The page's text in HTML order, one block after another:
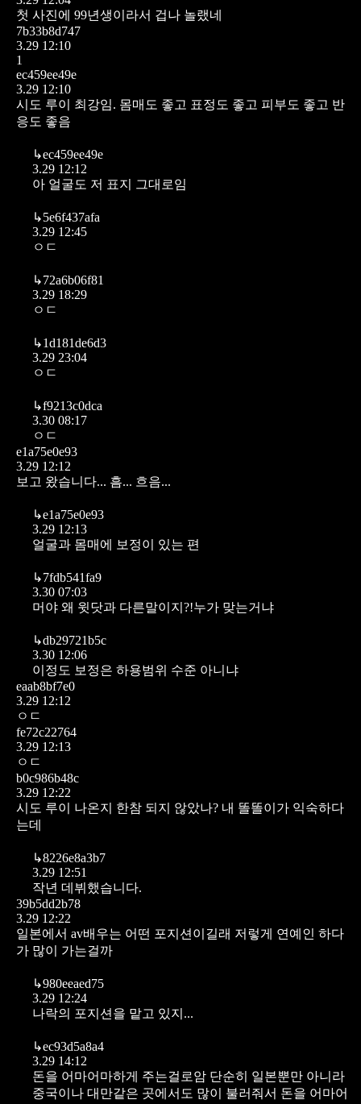
첫 사진에 99년생이라서 겁나 놀랬네
7b33b8d747
3.29 12:10
1
ec459ee49e
3.29 12:10
시도 루이 최강임. 몸매도 좋고 표정도 좋고 피부도 좋고 반
응도 좋음
↳ec459ee49e
3.29 12:12
아 얼굴도 저 표지 그대로임
↳5e6f437afa
3.29 12:45
ㅇㄷ
↳72a6b06f81
3.29 18:29
ㅇㄷ
↳1d181de6d3
3.29 23:04
ㅇㄷ
↳f9213c0dca
3.30 08:17
ㅇㄷ
e1a75e0e93
3.29 12:12
보고 왔습니다... 흠... 흐음...
↳e1a75e0e93
3.29 12:13
얼굴과 몸매에 보정이 있는 편
↳7fdb541fa9
3.30 07:03
머야 왜 윗닷과 다른말이지?!누가 맞는거냐
↳db29721b5c
3.30 12:06
이정도 보정은 하용범위 수준 아니냐
eaab8bf7e0
3.29 12:12
ㅇㄷ
fe72c22764
3.29 12:13
ㅇㄷ
b0c986b48c
3.29 12:22
시도 루이 나온지 한참 되지 않았나? 내 똘똘이가 익숙하다
는데
↳8226e8a3b7
3.29 12:51
작년 데뷔했습니다.
39b5dd2b78
3.29 12:22
일본에서 av배우는 어떤 포지션이길래 저렇게 연예인 하다
가 많이 가는걸까
↳980eeaed75
3.29 12:24
나락의 포지션을 맡고 있지...
↳ec93d5a8a4
3.29 14:12
돈을 어마어마하게 주는걸로암 단순히 일본뿐만 아니라
중국이나 대만같은 곳에서도 많이 불러줘서 돈을 어마어